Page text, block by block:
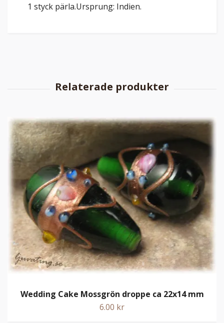
1 styck pärla.Ursprung: Indien.
Wedding Cake Mossgrön droppe ca 22x14 mm
6.00 kr